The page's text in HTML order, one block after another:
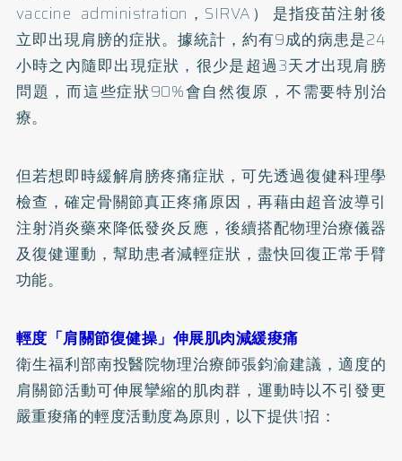
vaccine administration，SIRVA） 是指疫苗注射後
立即出現肩膀的症狀。據統計，約有9成的病患是24
小時之內隨即出現症狀，很少是超過3天才出現肩膀
問題，而這些症狀90%會自然復原，不需要特別治
療。
但若想即時緩解肩膀疼痛症狀，可先透過復健科理學
檢查，確定骨關節真正疼痛原因，再藉由超音波導引
注射消炎藥來降低發炎反應，後續搭配物理治療儀器
及復健運動，幫助患者減輕症狀，盡快回復正常手臂
功能。
輕度「肩關節復健操」伸展肌肉減緩痠痛
衛生福利部南投醫院物理治療師張鈞渝建議，適度的
肩關節活動可伸展攣縮的肌肉群，運動時以不引發更
嚴重痠痛的輕度活動度為原則，以下提供1招：